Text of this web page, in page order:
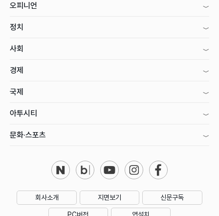
오피니언
정치
사회
경제
국제
아투시티
문화·스포츠
회사소개 지면보기 신문구독
PC버전 앱설치